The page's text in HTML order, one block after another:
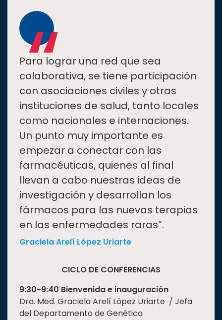
“
Para lograr una red que sea
colaborativa, se tiene participación
con asociaciones civiles y otras
instituciones de salud, tanto locales
como nacionales e internaciones.
Un punto muy importante es
empezar a conectar con las
farmacéuticas, quienes al final
llevan a cabo nuestras ideas de
investigación y desarrollan los
fármacos para las nuevas terapias
en las enfermedades raras”.
Graciela Arelí López Uriarte
CICLO DE CONFERENCIAS
9:30-9:40 Bienvenida e inauguración
Dra. Med. Graciela Arelí López Uriarte / Jefa
del Departamento de Genética